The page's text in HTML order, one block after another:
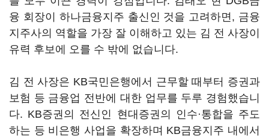
융 회장이 하나금융지주 출신인 것을 고려하면, 금융
지주사의 역할을 가장 잘 이해하고 있는 김 전 사장이
유력 후보에 오를 수 밖에 없습니다.
김 전 사장은 KB국민은행에서 근무할 때부터 증권과
보험 등 금융업 전반에 대한 업무를 두루 경험했습니
다. KB증권의 전신인 현대증권의 인수·통합을 주도
하는 등 비은행 사업을 확장하며 KB금융지주 내에서